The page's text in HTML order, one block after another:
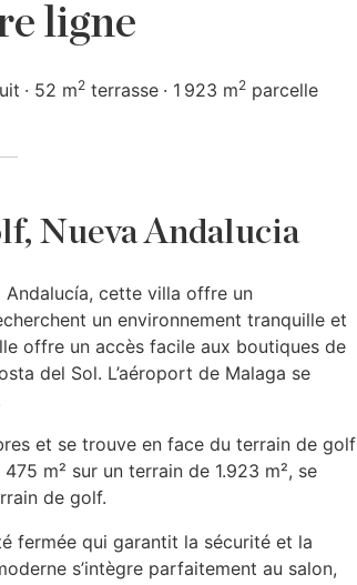
ligne
52 m2 terrasse 1 923 m2 parcelle
Nueva Andalucia
Andalucía, cette villa offre un
un environnement tranquille et
offre un accès facile aux boutiques de
del Sol. L’aéroport de Malaga se
et se trouve en face du terrain de golf
m² sur un terrain de 1.923 m², se
de golf.
fermée qui garantit la sécurité et la
s’intègre parfaitement au salon,